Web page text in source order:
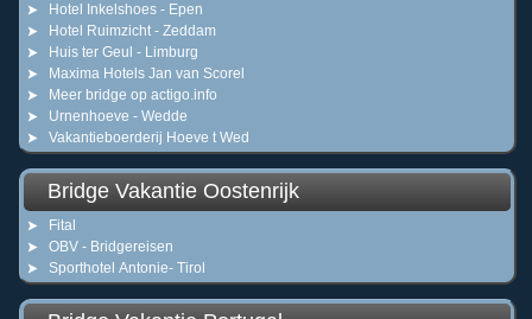
Hotel Inkelshoes - Epen
Hotel Ruimzicht - Zeddam
Huis ter Geul - Limburg
Maxima Hotels Jan van Scorel
Meer bridge op actigo.info
Urnenhoeve - Wedde
Vakantieboerderij Hoeve t Wed
Bridge Vakantie Oostenrijk
Fital
OBV - Bridgereisen
Sporthotel Antonie- Tirol